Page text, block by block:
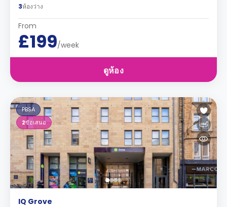
3ห้องว่าง
From
£199/week
ดูห้อง
PBSA
2ข้อเสนอ
IQ Grove